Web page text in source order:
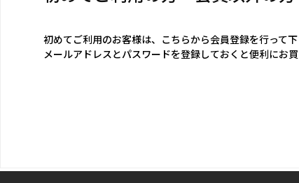
初めてご利用のお客様は、こちらから会員登録を行って下
メールアドレスとパスワードを登録しておくと便利にお